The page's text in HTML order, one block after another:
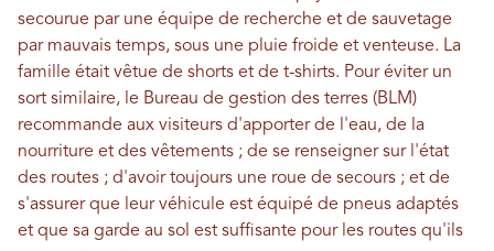
secourue par une équipe de recherche et de sauvetage
par mauvais temps, sous une pluie froide et venteuse. La
famille était vêtue de shorts et de t-shirts. Pour éviter un
sort similaire, le Bureau de gestion des terres (BLM)
recommande aux visiteurs d'apporter de l'eau, de la
nourriture et des vêtements ; de se renseigner sur l'état
des routes ; d'avoir toujours une roue de secours ; et de
s'assurer que leur véhicule est équipé de pneus adaptés
et que sa garde au sol est suffisante pour les routes qu'ils